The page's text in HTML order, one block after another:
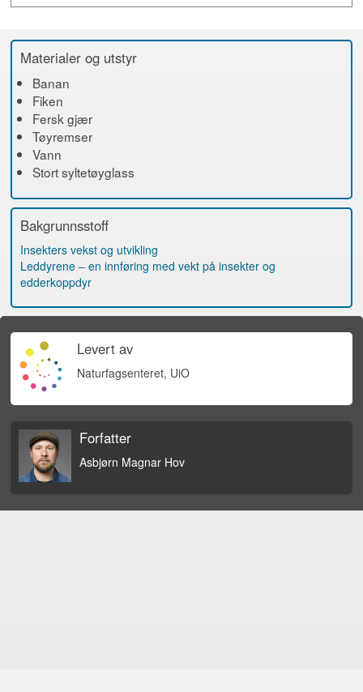
Materialer og utstyr
Banan
Fiken
Fersk gjær
Tøyremser
Vann
Stort syltetøyglass
Bakgrunnsstoff
Insekters vekst og utvikling
Leddyrene – en innføring med vekt på insekter og
edderkoppdyr
Levert av
Naturfagsenteret, UiO
Forfatter
Asbjørn Magnar Hov